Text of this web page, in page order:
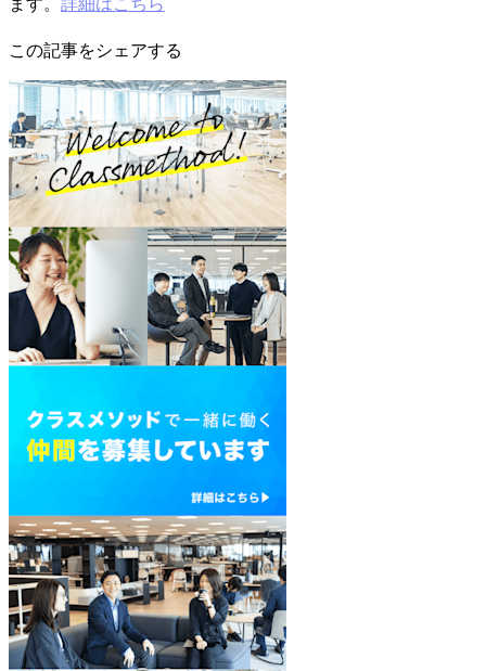
この記事をシェアする